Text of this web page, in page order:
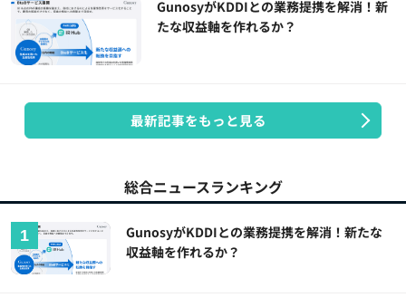
GunosyがKDDIとの業務提携を解消！新
たな収益軸を作れるか？
最新記事をもっと見る
総合ニュースランキング
GunosyがKDDIとの業務提携を解消！新たな
収益軸を作れるか？